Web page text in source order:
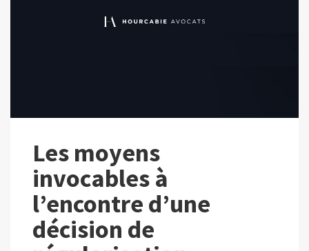
Les moyens
invocables à
l’encontre d’une
décision de